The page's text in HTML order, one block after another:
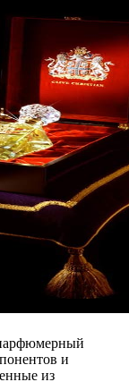
и
из